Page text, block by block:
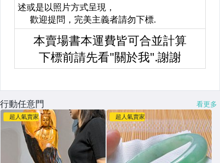
行動任意門 看更多
超人氣賣家 超人氣賣家